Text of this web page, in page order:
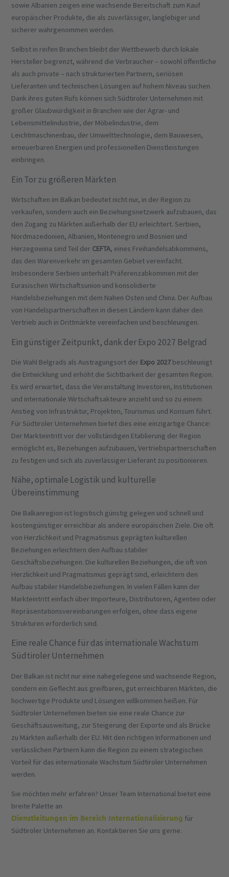
sowie Albanien zeigen eine wachsende Bereitschaft zum Kauf
europäischer Produkte, die als zuverlässiger, langlebiger und
sicherer wahrgenommen werden.
Selbst in reifen Branchen bleibt der Wettbewerb durch lokale
Hersteller begrenzt, während die Verbraucher – sowohl öffentliche
als auch private – nach strukturierten Partnern, seriösen
Lieferanten und technischen Lösungen auf hohem Niveau suchen.
Dank ihres guten Rufs können sich Südtiroler Unternehmen mit
großer Glaubwürdigkeit in Branchen wie der Agrar- und
Lebensmittelindustrie, der Möbelindustrie, dem
Leichtmaschinenbau, der Umwelttechnologie, dem Bauwesen,
erneuerbaren Energien und professionellen Dienstleistungen
einbringen.
Ein Tor zu größeren Märkten
Wirtschaften im Balkan bedeutet nicht nur, in der Region zu
verkaufen, sondern auch ein Beziehungsnetzwerk aufzubauen, das
den Zugang zu Märkten außerhalb der EU erleichtert. Serbien,
Nordmazedonien, Albanien, Montenegro und Bosnien und
Herzegowina sind Teil der CEFTA, eines Freihandelsabkommens,
das den Warenverkehr im gesamten Gebiet vereinfacht.
Insbesondere Serbien unterhält Präferenzabkommen mit der
Eurasischen Wirtschaftsunion und konsolidierte
Handelsbeziehungen mit dem Nahen Osten und China. Der Aufbau
von Handelspartnerschaften in diesen Ländern kann daher den
Vertrieb auch in Drittmärkte vereinfachen und beschleunigen.
Ein günstiger Zeitpunkt, dank der Expo 2027 Belgrad
Die Wahl Belgrads als Austragungsort der Expo 2027beschleunigt
die Entwicklung und erhöht die Sichtbarkeit der gesamten Region.
Es wird erwartet, dass die Veranstaltung Investoren, Institutionen
und internationale Wirtschaftsakteure anzieht und so zu einem
Anstieg von Infrastruktur, Projekten, Tourismus und Konsum führt.
Für Südtiroler Unternehmen bietet dies eine einzigartige Chance:
Der Markteintritt vor der vollständigen Etablierung der Region
ermöglicht es, Beziehungen aufzubauen, Vertriebspartnerschaften
zu festigen und sich als zuverlässiger Lieferant zu positionieren.
Nähe, optimale Logistik und kulturelle
Übereinstimmung
Die Balkanregion ist logistisch günstig gelegen und schnell und
kostengünstiger erreichbar als andere europäischen Ziele. Die oft
von Herzlichkeit und Pragmatismus geprägten kulturellen
Beziehungen erleichtern den Aufbau stabiler
Geschäftsbeziehungen. Die kulturellen Beziehungen, die oft von
Herzlichkeit und Pragmatismus geprägt sind, erleichtern den
Aufbau stabiler Handelsbeziehungen. In vielen Fällen kann der
Markteintritt einfach über Importeure, Distributoren, Agenten oder
Repräsentationsvereinbarungen erfolgen, ohne dass eigene
Strukturen erforderlich sind.
Eine reale Chance für das internationale Wachstum
Südtiroler Unternehmen
Der Balkan ist nicht nur eine nahegelegene und wachsende Region,
sondern ein Geflecht aus greifbaren, gut erreichbaren Märkten, die
hochwertige Produkte und Lösungen willkommen heißen. Für
Südtiroler Unternehmen bieten sie eine reale Chance zur
Geschäftsausweitung, zur Steigerung der Exporte und als Brücke
zu Märkten außerhalb der EU. Mit den richtigen Informationen und
verlässlichen Partnern kann die Region zu einem strategischen
Vorteil für das internationale Wachstum Südtiroler Unternehmen
werden.
Sie möchten mehr erfahren? Unser Team International bietet eine
breite Palette an
Dienstleitungen im Bereich Internationalisierung für
Südtiroler Unternehmen an. Kontaktieren Sie uns gerne.